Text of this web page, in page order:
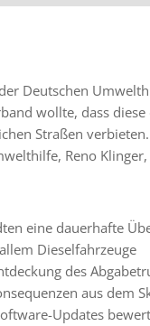
Deutschen
wollte, dass diese
Straßen verbieten.
Reno
eine dauerhafte
Dieselfahrzeuge
des
aus dem
Updates